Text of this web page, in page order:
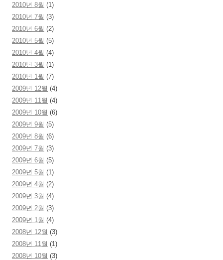
2010년 8월 (1)
2010년 7월 (3)
2010년 6월 (2)
2010년 5월 (5)
2010년 4월 (4)
2010년 3월 (1)
2010년 1월 (7)
2009년 12월 (4)
2009년 11월 (4)
2009년 10월 (6)
2009년 9월 (5)
2009년 8월 (6)
2009년 7월 (3)
2009년 6월 (5)
2009년 5월 (1)
2009년 4월 (2)
2009년 3월 (4)
2009년 2월 (3)
2009년 1월 (4)
2008년 12월 (3)
2008년 11월 (1)
2008년 10월 (3)